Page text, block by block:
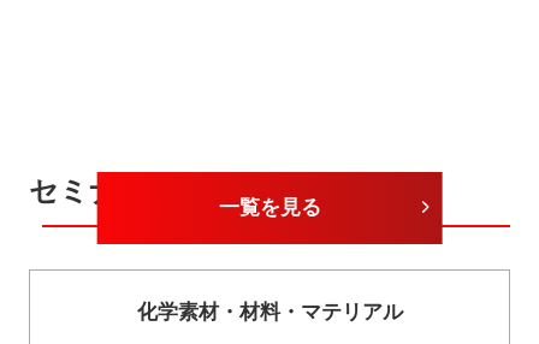
セミナーカテゴリー
一覧を見る
化学素材・ 材料・ マテリアル